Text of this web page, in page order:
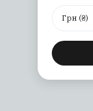
Грн (₴)